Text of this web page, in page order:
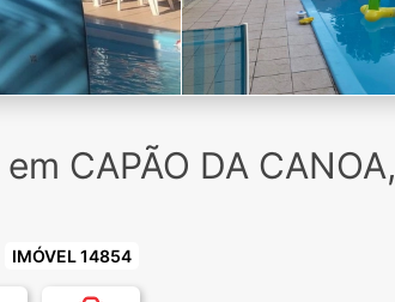
CAPÃO DA CANOA,
IMÓVEL 14854